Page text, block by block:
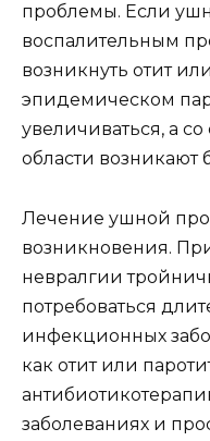
проблемы. Если
воспалительным
возникнуть отит
эпидемическом
увеличиваться, а
области возникают
Лечение ушной
возникновения.
невралгии
потребоваться
инфекционных
как отит или
заболеваниях и